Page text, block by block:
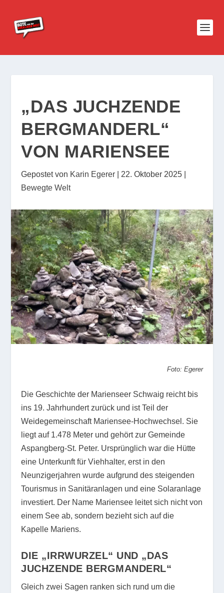
„DAS JUCHZENDE
BERGMANDERL“
VON MARIENSEE
Gepostet von Karin Egerer 22. Oktober 2025
Bewegte Welt
Foto: Egerer
Die Geschichte der Marienseer Schwaig reicht bis
ins 19. Jahrhundert zurück und ist Teil der
Weidegemeinschaft Mariensee-Hochwechsel. Sie
liegt auf 1.478 Meter und gehört zur Gemeinde
Aspangberg-St. Peter. Ursprünglich war die Hütte
eine Unterkunft für Viehhalter, erst in den
Neunzigerjahren wurde aufgrund des steigenden
Tourismus in Sanitäranlagen und eine Solaranlage
investiert. Der Name Mariensee leitet sich nicht von
einem See ab, sondern bezieht sich auf die
Kapelle Mariens.
DIE „IRRWURZEL“ UND „DAS
JUCHZENDE BERGMANDERL“
Gleich zwei Sagen ranken sich rund um die